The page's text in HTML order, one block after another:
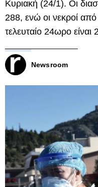
Κυριακή (24/1). Οι
288, ενώ οι νεκροί
τελευταίο 24ωρο είναι
Newsroom